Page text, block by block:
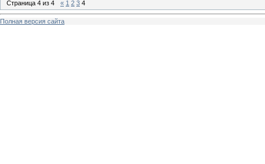
Страница 4 из 4 « 1 2 3 4
Полная версия сайта